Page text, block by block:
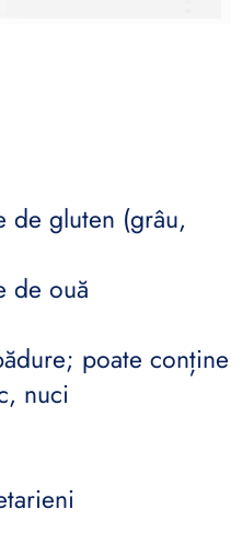
de gluten (grâu,
de ouă
poate conține
nuci